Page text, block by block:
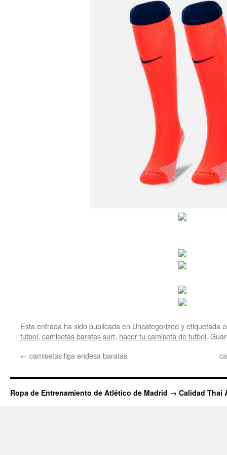
Esta entrada ha sido publicada en Uncategorized y etiquetada
futbol, camisetas baratas surf, hacer tu camiseta de futbol.
← camisetas liga endesa baratas
Ropa de Entrenamiento de Atlético de Madrid → Calidad Thai